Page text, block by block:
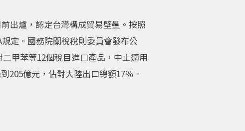
出爐，認定台灣構成貿易壁壘。按照
定。國務院關稅稅則委員會發布公
甲苯等12個稅目進口產品，中止適用
205億元，佔對大陸出口總額17％。